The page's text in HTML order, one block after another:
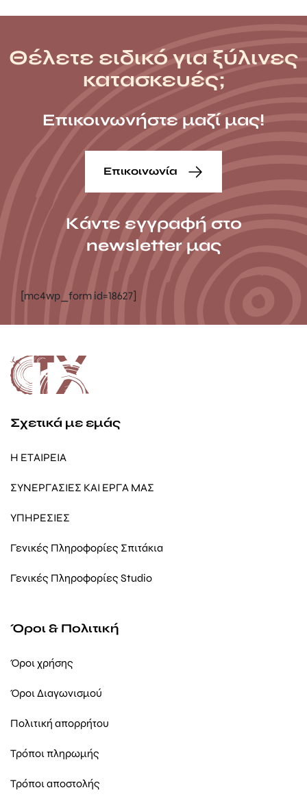
Θέλετε ειδικό για ξύλινες
κατασκευές;
Επικοινωνήστε μαζί μας!
Επικοινωνία
Κάντε εγγραφή στο
newsletter μας
[mc4wp_form id=18627]
Σχετικά με εμάς
Η ΕΤΑΙΡΕΙΑ
ΣΥΝΕΡΓΑΣΙΕΣ ΚΑΙ ΕΡΓΑ ΜΑΣ
ΥΠΗΡΕΣΙΕΣ
Γενικές Πληροφορίες Σπιτάκια
Γενικές Πληροφορίες Studio
Όροι & Πολιτική
Όροι χρήσης
Όροι Διαγωνισμού
Πολιτική απορρήτου
Τρόποι πληρωμής
Τρόποι αποστολής